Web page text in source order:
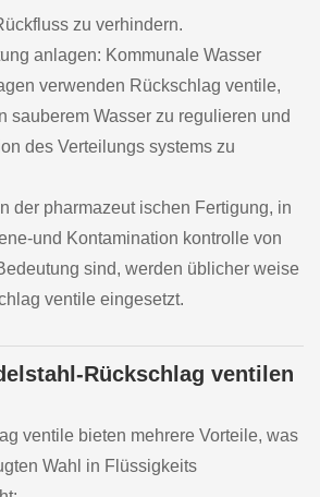
zu verhindern.
anlagen: Kommunale Wasser
verwenden Rückschlag ventile,
sauberem Wasser zu regulieren und
des Verteilungs systems zu
der pharmazeut ischen Fertigung, in
und Kontamination kontrolle von
sind, werden üblicher weise
ventile eingesetzt.
Rückschlag ventilen
ventile bieten mehrere Vorteile, was
Wahl in Flüssigkeits